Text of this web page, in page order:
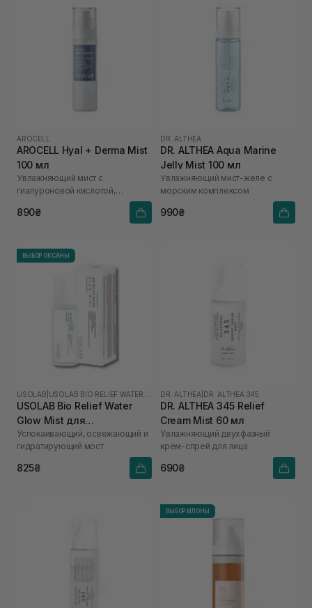
AROCELL
AROCELL Hyal + Derma Mist
100 мл
Увлажняющий мист с
гиалуроновой кислотой,
890₴
DR. ALTHEA
DR. ALTHEA Aqua Marine
Jelly Mist 100 мл
Увлажняющий мист-желе с
морским комплексом
990₴
ВЫБОР ОКСАНЫ
USOLAB
USOLAB Bio Relief Water
Glow Mist для
чувствительной и
раздраженной кожи 100
мл
Успокаивающий, освежающий и
гидратирующий мост
825₴
DR. ALTHEA DR. ALTHEA 345
DR. ALTHEA 345 Relief
Cream Mist 60 мл
Увлажняющий двухфазный
крем-спрей для лица
690₴
ВЫБОР ИЛОНЫ